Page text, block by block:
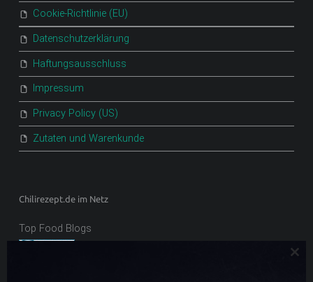
Cookie-Richtlinie (EU)
Datenschutzerklärung
Haftungsausschluss
Impressum
Privacy Policy (US)
Zutaten und Warenkunde
Chilirezept.de im Netz
Top Food Blogs